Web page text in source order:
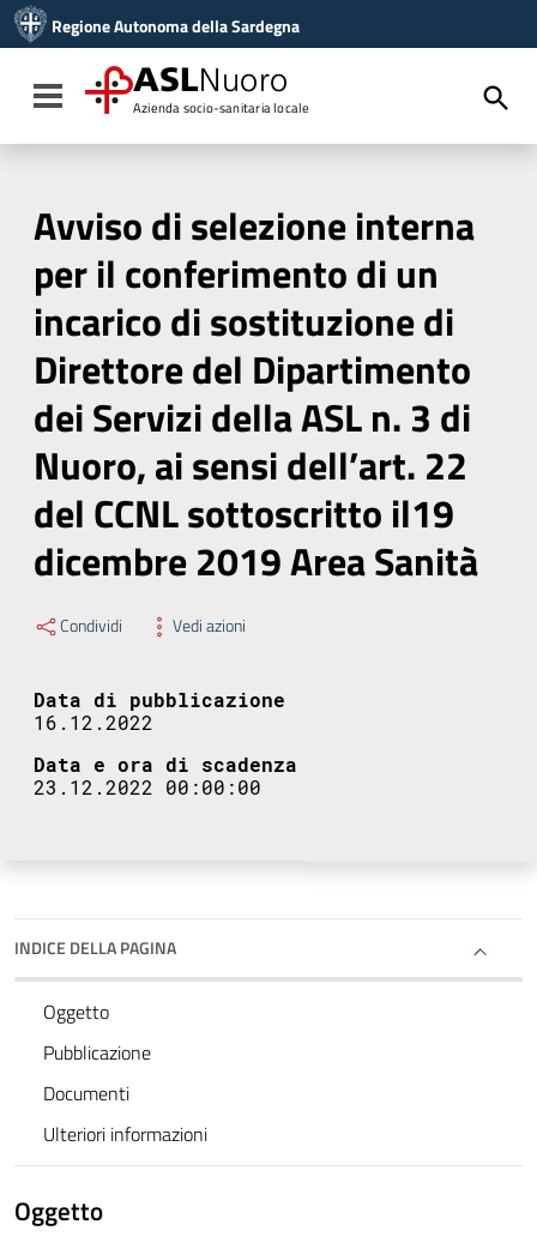
Vai al menu di navigazione
Vai al footer
Regione Autonoma della Sardegna
Toggle navigation
ASLNuoro
Azienda socio-sanitaria locale
Avviso di selezione interna
per il conferimento di un
incarico di sostituzione di
Direttore del Dipartimento
dei Servizi della ASL n. 3 di
Nuoro, ai sensi dell’art. 22
del CCNL sottoscritto il19
dicembre 2019 Area Sanità
Condividi Vedi azioni
Data di pubblicazione
16.12.2022
Data e ora di scadenza
23.12.2022 00:00:00
INDICE DELLA PAGINA
Oggetto
Pubblicazione
Documenti
Ulteriori informazioni
Oggetto